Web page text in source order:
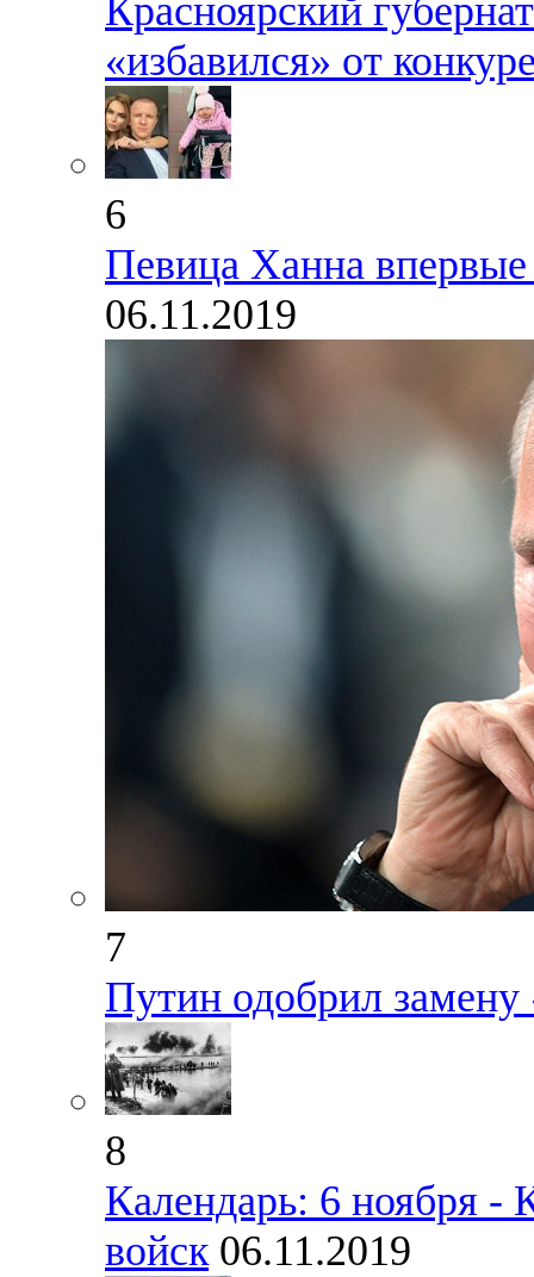
Красноярский
«избавился» от
6
Певица Ханна впервые
06.11.2019
7
Путин одобрил
8
Календарь: 6 ноября -
войск 06.11.2019